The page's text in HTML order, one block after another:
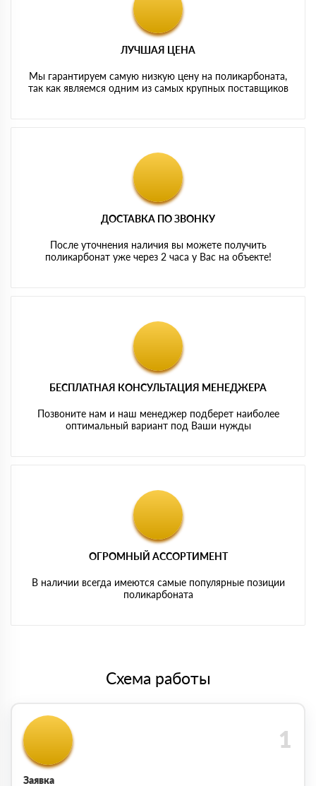
ЛУЧШАЯ ЦЕНА
Мы гарантируем самую низкую цену на поликарбоната,
так как являемся одним из самых крупных поставщиков
ДОСТАВКА ПО ЗВОНКУ
После уточнения наличия вы можете получить
поликарбонат уже через 2 часа у Вас на объекте!
БЕСПЛАТНАЯ КОНСУЛЬТАЦИЯ МЕНЕДЖЕРА
Позвоните нам и наш менеджер подберет наиболее
оптимальный вариант под Ваши нужды
ОГРОМНЫЙ АССОРТИМЕНТ
В наличии всегда имеются самые популярные позиции
поликарбоната
Схема работы
Заявка